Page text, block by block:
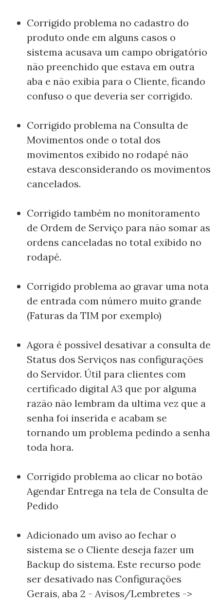
Corrigido problema no cadastro do
produto onde em alguns casos o
sistema acusava um campo obrigatório
não preenchido que estava em outra
aba e não exibia para o Cliente, ficando
confuso o que deveria ser corrigido.
Corrigido problema na Consulta de
Movimentos onde o total dos
movimentos exibido no rodapé não
estava desconsiderando os movimentos
cancelados.
Corrigido também no monitoramento
de Ordem de Serviço para não somar as
ordens canceladas no total exibido no
rodapé.
Corrigido problema ao gravar uma nota
de entrada com número muito grande
(Faturas da TIM por exemplo)
Agora é possível desativar a consulta de
Status dos Serviços nas configurações
do Servidor. Útil para clientes com
certificado digital A3 que por alguma
razão não lembram da ultima vez que a
senha foi inserida e acabam se
tornando um problema pedindo a senha
toda hora.
Corrigido problema ao clicar no botão
Agendar Entrega na tela de Consulta de
Pedido
Adicionado um aviso ao fechar o
sistema se o Cliente deseja fazer um
Backup do sistema. Este recurso pode
ser desativado nas Configurações
Gerais, aba 2 - Avisos/Lembretes ->